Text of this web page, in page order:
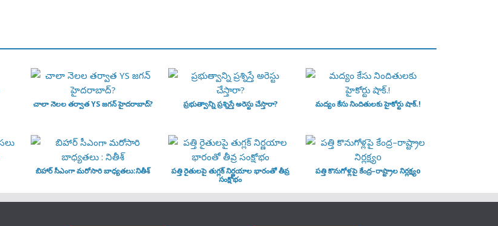
చాలా నెలల తర్వాత YS జగన్ హైదరాబాద్?
ప్రభుత్వాన్ని ప్రశ్నిస్తే అరెస్టు చేస్తారా? మద్యం కేసు నిందితులకు హైకోర్టు షాక్.!
బిహార్ సీఎంగా మరోసారి బాధ్యతలు:నితీశ్
పత్తి రైతులపై తుగ్లక్‌ నిర్ణయాల భారంతో తీవ్ర
సంక్షోభం
పత్తి కొనుగోళ్లపై కేంద్ర–రాష్ట్రాల నిర్లక్ష్యo